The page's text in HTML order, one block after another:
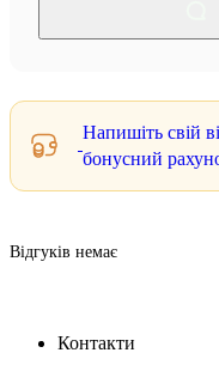
Напишіть свій
бонусний
Відгуків немає
Контакти